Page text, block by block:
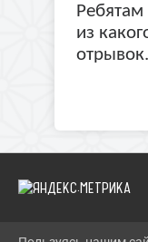
из
отрывок.